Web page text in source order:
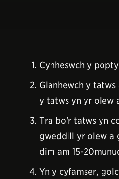
Cynheswch y
Glanhewch y
y tatws yn yr olew
Tra bo'r tatws yn
gweddill yr olew a
dim am 15-
Yn y cyfamser,